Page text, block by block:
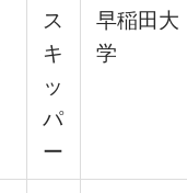
ス
キ
ッ
パ
ー
早稲⽥⼤
学